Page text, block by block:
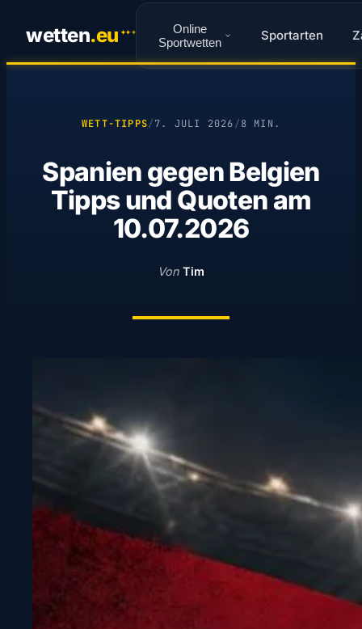
wetten.eu ✦✦ ✦
Online
Sportwetten
Sportarten
WETT-TIPPS/7. JULI 2026/8 MIN.
Spanien gegen Belgien
Tipps und Quoten am
10.07.2026
Von Tim